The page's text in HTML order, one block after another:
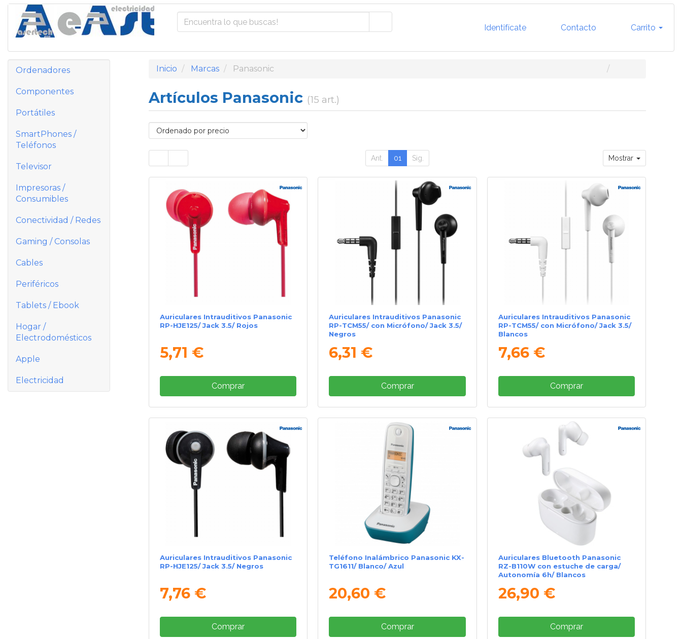
Identifícate Contacto Carrito
Ordenadores
Componentes
Portátiles
SmartPhones /
Teléfonos
Televisor
Impresoras /
Consumibles
Conectividad / Redes
Gaming / Consolas
Cables
Periféricos
Tablets / Ebook
Hogar /
Electrodomésticos
Apple
Electricidad
Inicio Marcas Panasonic
Artículos Panasonic (15 art.)
Ant. 01 Sig. Mostrar
Auriculares Intrauditivos Panasonic
RP-HJE125/ Jack 3.5/ Rojos
5,71 €
Comprar
Auriculares Intrauditivos Panasonic
RP-TCM55/ con Micrófono/ Jack 3.5/
Negros
6,31 €
Comprar
Auriculares Intrauditivos Panasonic
RP-TCM55/ con Micrófono/ Jack 3.5/
Blancos
7,66 €
Comprar
Auriculares Intrauditivos Panasonic
RP-HJE125/ Jack 3.5/ Negros
7,76 €
Comprar
Teléfono Inalámbrico Panasonic KX-
TG1611/ Blanco/ Azul
20,60 €
Comprar
Auriculares Bluetooth Panasonic
RZ-B110W con estuche de carga/
Autonomía 6h/ Blancos
26,90 €
Comprar